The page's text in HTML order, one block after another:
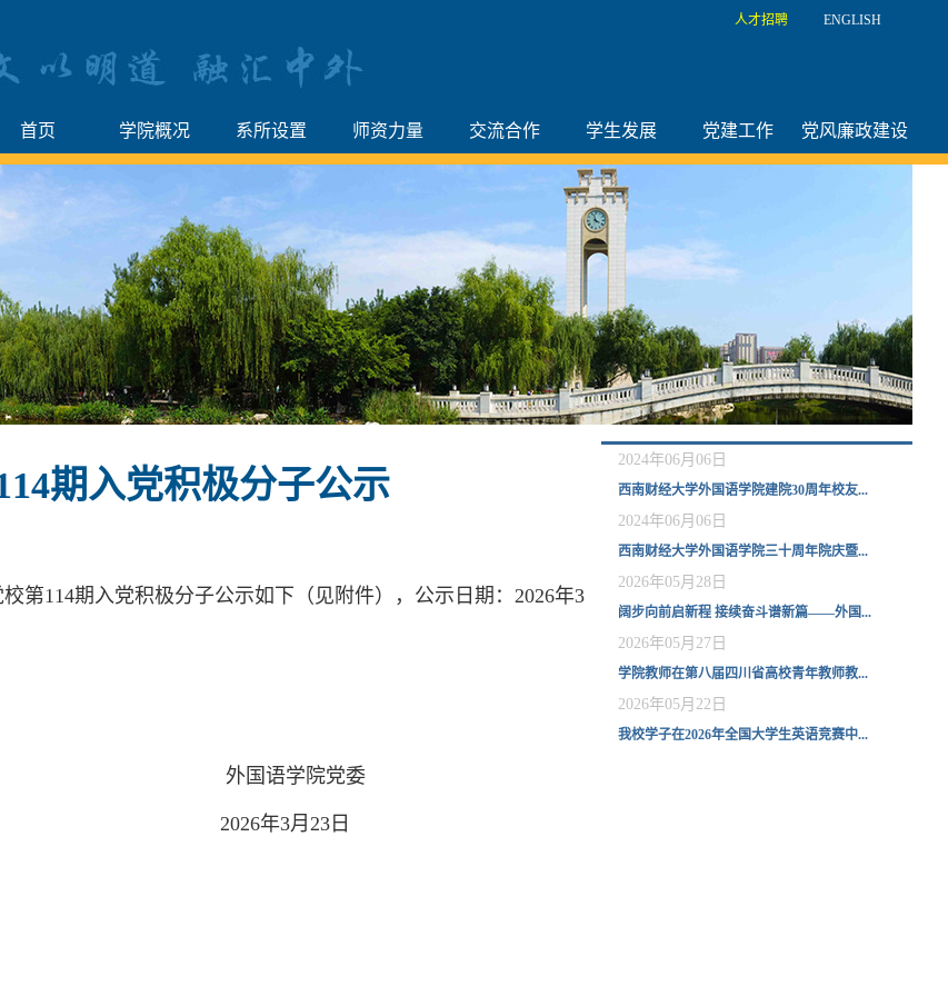
ENGLISH
人才招聘
首页 学院概况 系所设置 师资力量 交流合作 学生发展 党建工作 党风廉政建设
期入党积极分子公示
114期入党积极分子公示如下（见附件），公示日期：2026年3
党委
23日
2024年06月06日
西南财经大学外国语学院建院30周年校友...
2024年06月06日
西南财经大学外国语学院三十周年院庆暨...
2026年05月28日
阔步向前启新程 接续奋斗谱新篇——外国...
2026年05月27日
学院教师在第八届四川省高校青年教师教...
2026年05月22日
我校学子在2026年全国大学生英语竞赛中...